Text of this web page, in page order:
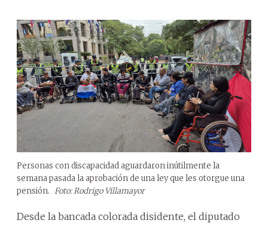
Personas con discapacidad aguardaron inútilmente la
semana pasada la aprobación de una ley que les otorgue una
pensión. Foto: Rodrigo Villamayor
Desde la bancada colorada disidente, el diputado